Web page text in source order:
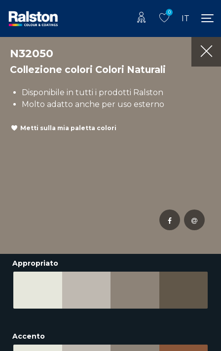
0
IT
N32050
Collezione colori Colori Naturali
Disponibile in tutti i prodotti Ralston
Molto adatto anche per uso esterno
Metti sulla mia paletta colori
Appropriato
Accento